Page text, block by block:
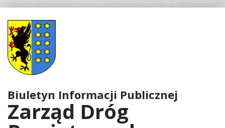
Sygnaliści
Biuletyn
Informacji
Publicznej
Biuletyn Informacji Publicznej
Zarząd Dróg